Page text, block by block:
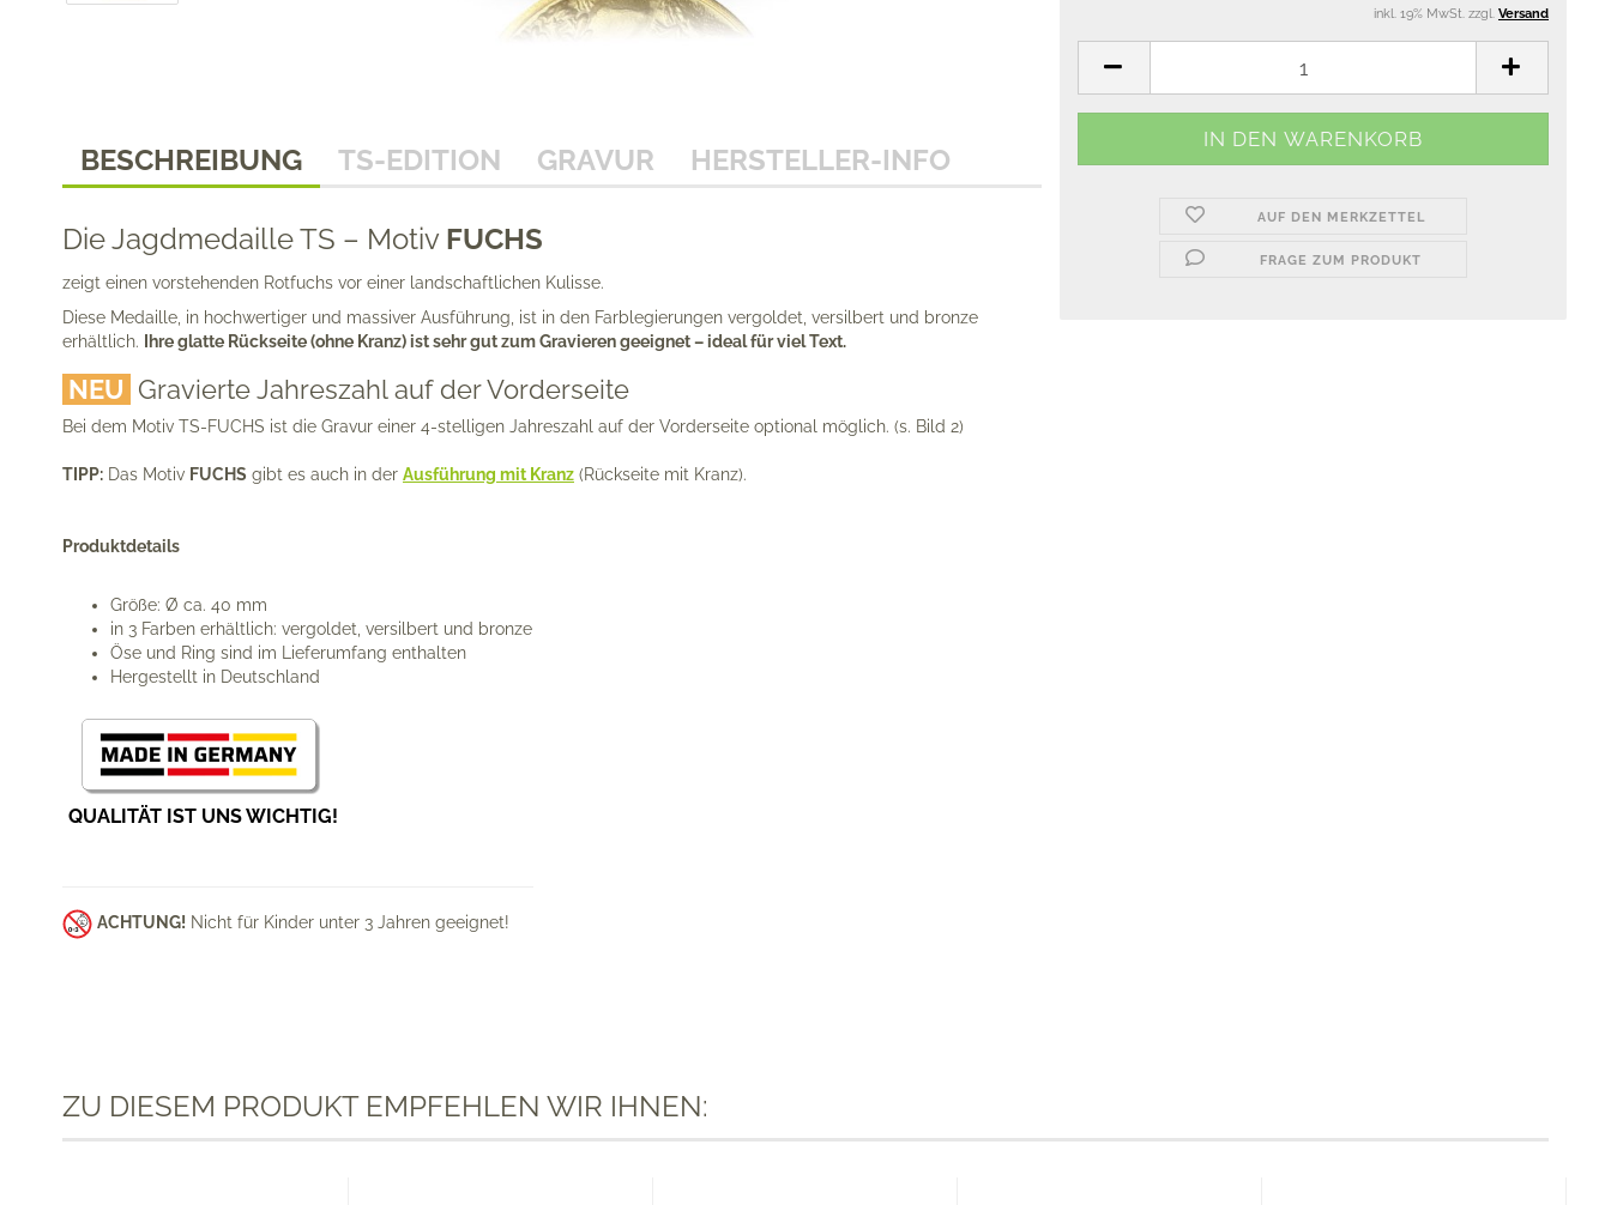
inkl. 19% MwSt. zzgl. Versand
AUF DEN MERKZETTEL
FRAGE ZUM PRODUKT
BESCHREIBUNG TS-EDITION GRAVUR HERSTELLER-INFO
Die Jagdmedaille TS – Motiv FUCHS
zeigt einen vorstehenden Rotfuchs vor einer landschaftlichen Kulisse.
Diese Medaille, in hochwertiger und massiver Aus­führung, ist in den Farb­legierungen vergoldet, versilbert und bronze
erhältlich.
Ihre glatte Rückseite (ohne Kranz) ist sehr gut zum Gravieren geeignet – ideal für viel Text.
NEU Gravierte Jahreszahl auf der Vorderseite
Bei dem Motiv TS-FUCHS ist die Gravur einer 4-stelligen Jahreszahl auf der Vorderseite optional möglich. (s. Bild 2)
TIPP: Das Motiv FUCHS gibt es auch in der Ausführung mit Kranz (Rückseite mit Kranz).
Produktdetails
Größe: Ø ca. 40 mm
in 3 Farben erhältlich: vergoldet, versilbert und bronze
Öse und Ring sind im Lieferumfang enthalten
Hergestellt in Deutschland
QUALITÄT IST UNS WICHTIG!
ACHTUNG! Nicht für Kinder unter 3 Jahren geeignet!
ZU DIESEM PRODUKT EMPFEHLEN WIR IHNEN: